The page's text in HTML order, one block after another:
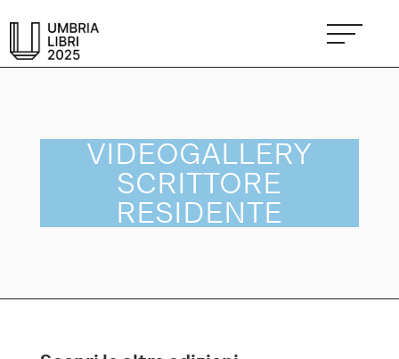
VIDEOGALLERY
SCRITTORE
RESIDENTE